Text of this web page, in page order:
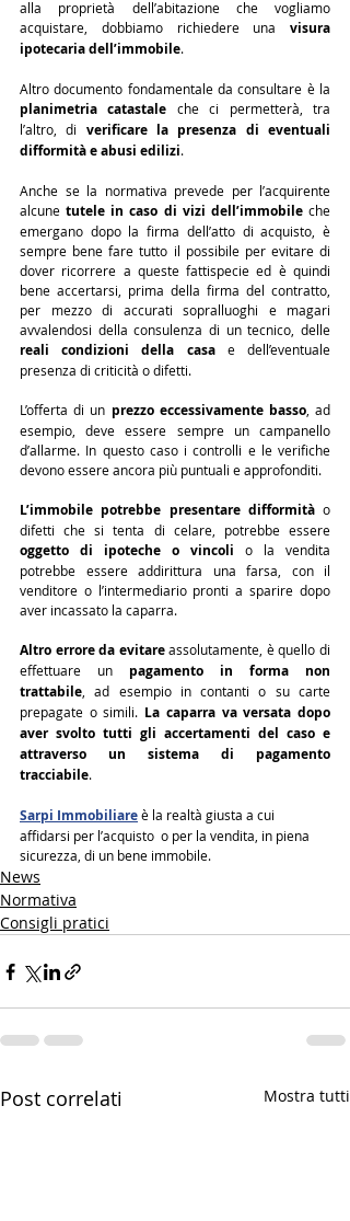
alla proprietà dell’abitazione che vogliamo
acquistare, dobbiamo richiedere una visura
ipotecaria dell’immobile.
planimetria catastale che ci permetterà, tra
l’altro, di verificare la presenza di eventuali
difformità e abusi edilizi.
Anche se la normativa prevede per l’acquirente
alcune tutele in caso di vizi dell’immobile che
emergano dopo la firma dell’atto di acquisto, è
sempre bene fare tutto il possibile per evitare di
dover ricorrere a queste fattispecie ed è quindi
bene accertarsi, prima della firma del contratto,
per mezzo di accurati sopralluoghi e magari
reali condizioni della casa e dell’eventuale
presenza di criticità o difetti.
L’offerta di un prezzo eccessivamente basso, ad
esempio, deve essere sempre un campanello
d’allarme. In questo caso i controlli e le verifiche
devono essere ancora più puntuali e approfonditi.
L’immobile potrebbe presentare difformità o
oggetto di ipoteche o vincoli o la vendita
potrebbe essere addirittura una farsa, con il
venditore o l’intermediario pronti a sparire dopo
aver incassato la caparra.
Altro errore da evitare assolutamente, è quello di
effettuare un pagamento in forma non
trattabile, ad esempio in contanti o su carte
prepagate o simili. La caparra va versata dopo
aver svolto tutti gli accertamenti del caso e
attraverso un sistema di pagamento
tracciabile.
Sarpi Immobiliare è la realtà giusta a cui
affidarsi per l’acquisto  o per la vendita, in piena
sicurezza, di un bene immobile.
News
Normativa
Consigli pratici
Post correlati Mostra tutti